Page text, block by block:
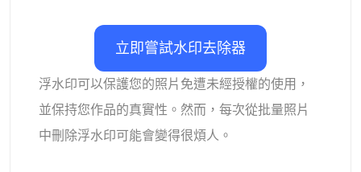
人工智慧替換器
立即嘗試水印去除器
浮水印可以保護您的照片免遭未經授權的使用，
並保持您作品的真實性。然而，每次從批量照片
中刪除浮水印可能會變得很煩人。